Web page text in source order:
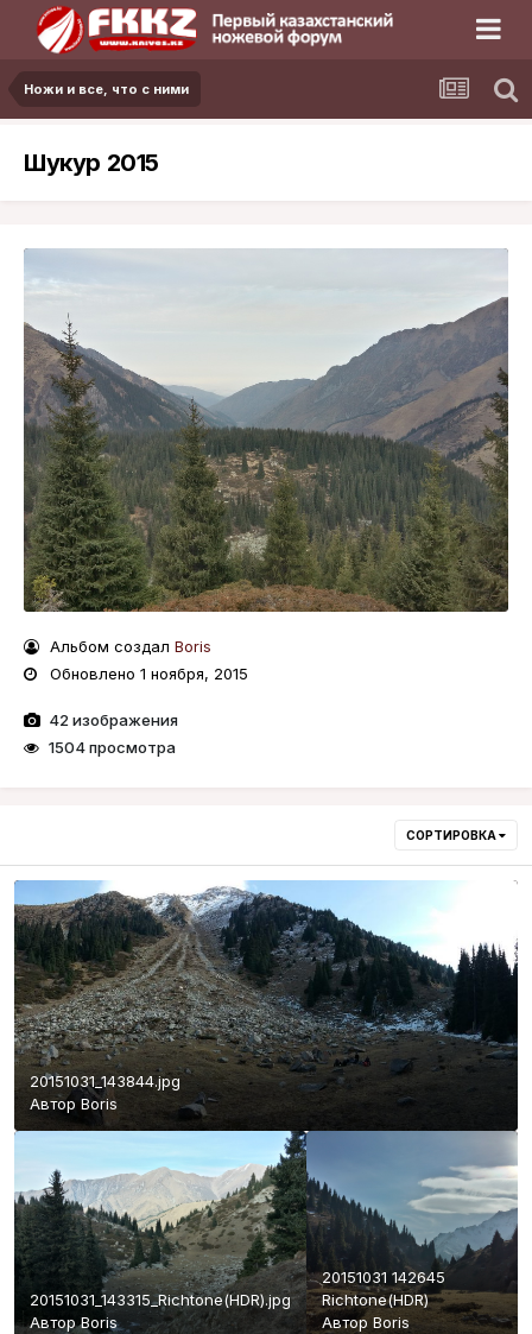
Ножи и все, что с ними
Шукур 2015
Альбом создалBoris
Обновлено1 ноября, 2015
42 изображения
1504 просмотра
СОРТИРОВКА
20151031_143844.jpg
Автор Boris
20151031_143315_Richtone(HDR).jpg
АвторBoris
20151031 142645
Richtone(HDR)
АвторBoris